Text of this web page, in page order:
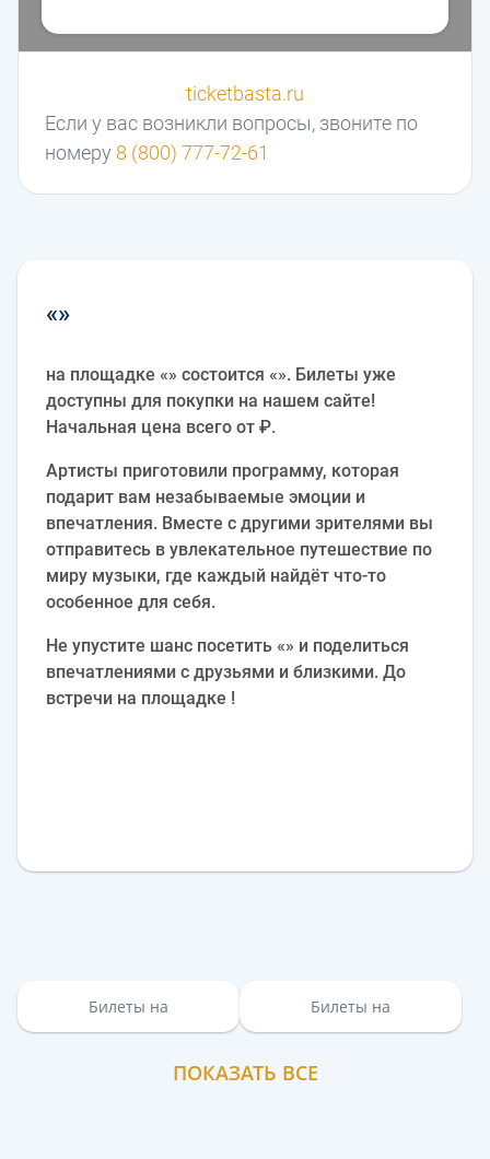
Если у вас возникли вопросы, звоните по
номеру 8 (800) 777-72-61
ticketbasta.ru
«»
на площадке «» состоится «». Билеты уже
доступны для покупки на нашем сайте!
Начальная цена всего от ₽.
Артисты приготовили программу, которая
подарит вам незабываемые эмоции и
впечатления. Вместе с другими зрителями вы
отправитесь в увлекательное путешествие по
миру музыки, где каждый найдёт что-то
особенное для себя.
Не упустите шанс посетить «» и поделиться
впечатлениями с друзьями и близкими. До
встречи на площадке !
Билеты на Билеты на
ПОКАЗАТЬ ВСЕ